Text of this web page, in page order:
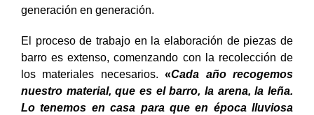
generación en generación.
El proceso de trabajo en la elaboración de piezas de
barro es extenso, comenzando con la recolección de
los materiales necesarios.«Cada año recogemos
nuestro material, que es el barro, la arena, la leña.
Lo tenemos en casa para que en época lluviosa